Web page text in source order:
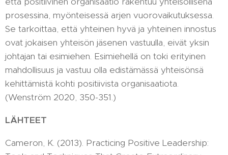
prosessina, myönteisessä arjen vuorovaikutuksessa.
Se tarkoittaa, että yhteinen hyvä ja yhteinen innostus
ovat jokaisen yhteisön jäsenen vastuulla, eivät yksin
johtajan tai esimiehen. Esimiehellä on toki erityinen
mahdollisuus ja vastuu olla edistämässä yhteisönsä
kehittämistä kohti positiivista organisaatiota.
(Wenström 2020, 350-351.)
LÄHTEET
Cameron, K. (2013). Practicing Positive Leadership: